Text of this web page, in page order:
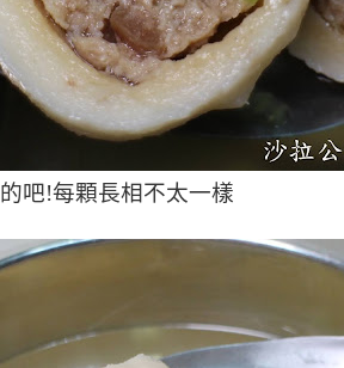
吧!每顆長相不太一樣